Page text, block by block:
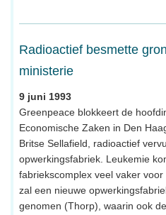
Radioactief besmette
ministerie
9 juni 1993
Greenpeace blokkeert de
Economische Zaken in Den
Britse Sellafield, radioactief
opwerkingsfabriek. Leukemie
fabriekscomplex veel vaker
zal een nieuwe
genomen (Thorp), waarin ook